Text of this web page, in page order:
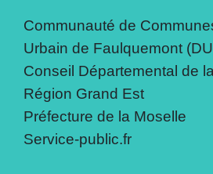
Communauté de
Urbain de Faulquemont
Conseil Départemental de
Région Grand Est
Préfecture de la Moselle
Service-public.fr